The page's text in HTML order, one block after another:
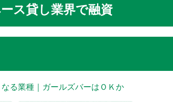
ス貸し業界で融資
る業種｜ガールズバーはＯＫか